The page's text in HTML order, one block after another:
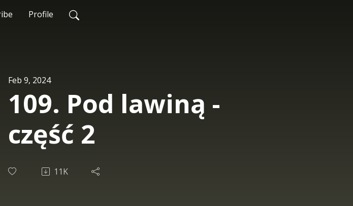
Profile
Feb 9, 2024
109. Pod lawiną -
część 2
11K